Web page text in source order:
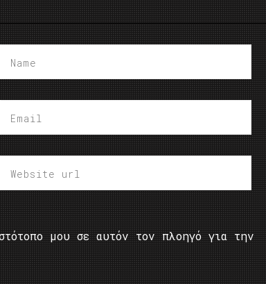
μου σε αυτόν τον πλοηγό για την